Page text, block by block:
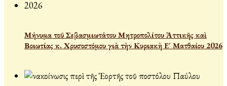
Μήνυμα τοῦ Σεβασμιωτάτου Μητροπολίτου Ἀττικῆς καὶ
Βοιωτίας κ. Χρυσοστόμου γιὰ τὴν Κυριακὴ Ε´ Ματθαίου 2026